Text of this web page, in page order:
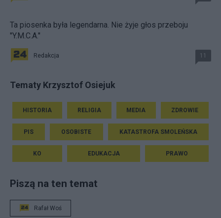
Ta piosenka była legendarna. Nie żyje głos przeboju
"Y.M.C.A."
Redakcja 11
Tematy Krzysztof Osiejuk
HISTORIA RELIGIA MEDIA ZDROWIE
PIS OSOBISTE KATASTROFA SMOLEŃSKA
KO EDUKACJA PRAWO
Piszą na ten temat
Rafał Woś